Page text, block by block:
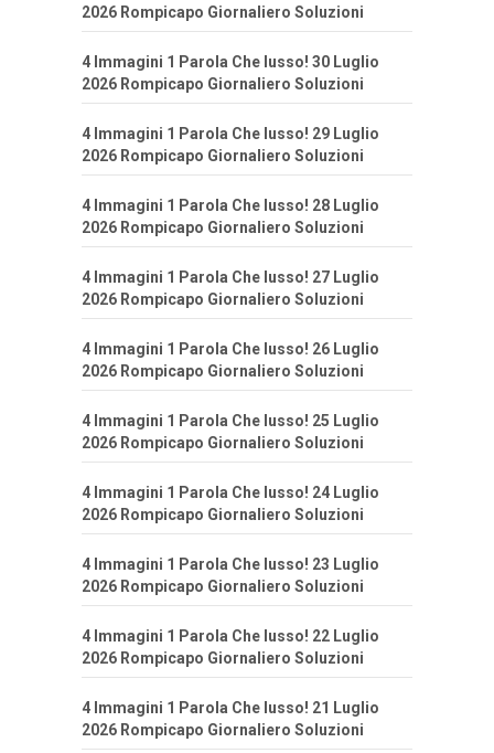
2026 Rompicapo Giornaliero Soluzioni
4 Immagini 1 Parola Che lusso! 30 Luglio
2026 Rompicapo Giornaliero Soluzioni
4 Immagini 1 Parola Che lusso! 29 Luglio
2026 Rompicapo Giornaliero Soluzioni
4 Immagini 1 Parola Che lusso! 28 Luglio
2026 Rompicapo Giornaliero Soluzioni
4 Immagini 1 Parola Che lusso! 27 Luglio
2026 Rompicapo Giornaliero Soluzioni
4 Immagini 1 Parola Che lusso! 26 Luglio
2026 Rompicapo Giornaliero Soluzioni
4 Immagini 1 Parola Che lusso! 25 Luglio
2026 Rompicapo Giornaliero Soluzioni
4 Immagini 1 Parola Che lusso! 24 Luglio
2026 Rompicapo Giornaliero Soluzioni
4 Immagini 1 Parola Che lusso! 23 Luglio
2026 Rompicapo Giornaliero Soluzioni
4 Immagini 1 Parola Che lusso! 22 Luglio
2026 Rompicapo Giornaliero Soluzioni
4 Immagini 1 Parola Che lusso! 21 Luglio
2026 Rompicapo Giornaliero Soluzioni